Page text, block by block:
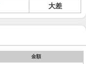
大差
金額